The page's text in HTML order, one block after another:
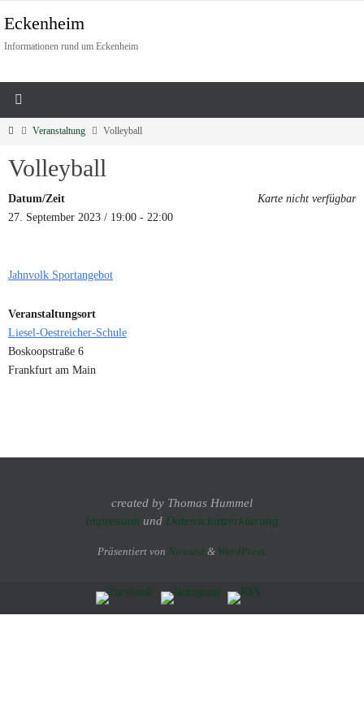
Eckenheim
Informationen rund um Eckenheim
Veranstaltung Volleyball
Volleyball
Karte nicht verfügbar
Datum/Zeit
27. September 2023 / 19:00 - 22:00
Jahnvolk Sportangebot
Veranstaltungsort
Liesel-Oestreicher-Schule
Boskoopstraße 6
Frankfurt am Main
created by Thomas Hummel
Impressum und Datenschutzerklärung
Präsentiert von Nirvana & WordPress.